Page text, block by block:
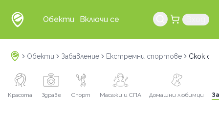
Обекти Включи се
Обекти Забавление Екстремни спортове Скок с
Красота Здраве Спорт Масажи и СПА Домашни любимци